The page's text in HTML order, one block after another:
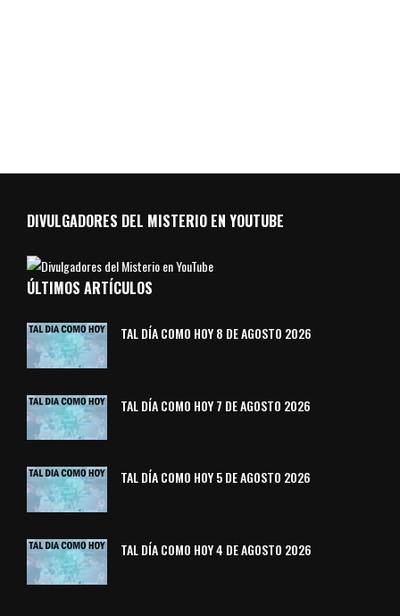
DIVULGADORES DEL MISTERIO EN YOUTUBE
ÚLTIMOS ARTÍCULOS
TAL DÍA COMO HOY 8 DE AGOSTO 2026
TAL DÍA COMO HOY 7 DE AGOSTO 2026
TAL DÍA COMO HOY 5 DE AGOSTO 2026
TAL DÍA COMO HOY 4 DE AGOSTO 2026